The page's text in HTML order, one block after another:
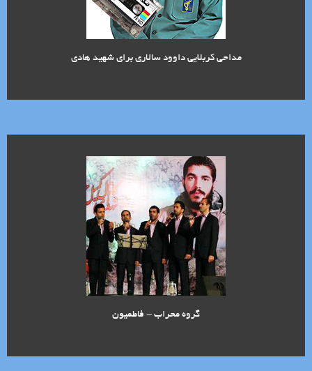
مداحی کربلایی داوود سالاری برای شهید هادی
گروه محراب - فاطمیون